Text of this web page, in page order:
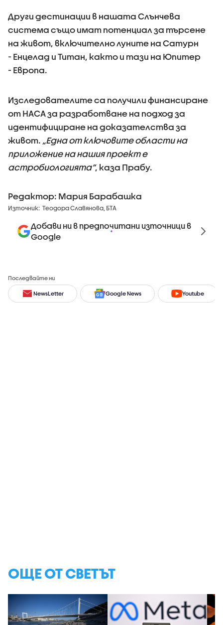
Други дестинации в нашата Слънчева
система също имат потенциал за търсене
на живот, включително луните на Сатурн
- Енцелад и Титан, както и тази на Юпитер
- Европа.
Изследователите са получили финансиране
от НАСА за разработване на подход за
идентифициране на доказателства за
живот. „Една от ключовите области на
приложение на нашия проект е
астробиологията“, каза Прабу.
Редактор: Мария Барабашка
Източник: Теодора Славянова, БТА
Добави ни в предпочитани източници в
Google
Последвайте ни
NewsLetter Google News Youtube
ОЩЕ ОТ СВЕТЪТ